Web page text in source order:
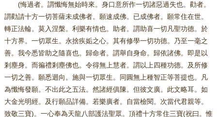
(悔過者。謂懺悔無始時來。身口意所作一切諸惡過失也。勸者。
謂勸請十方一切菩薩未成佛者。願速成佛。已成佛者。願常住在世。
轉正法輪。莫入涅槃。利樂有情也。助者。謂助喜一切凡聖功德。於
十方界。一切眾生。永捨疾姤之心。其有修學一切功德。乃至一毫之
善。我今悉皆助之隨喜也。歸命者。謂舉自身命。歸依諸佛。即是以
剎塵身。而徧禮剎塵佛也。令得無上慧者。謂以上四種功德。及所修
一切之善。願悉迴向。施與一切眾生。同圓無上種智正等菩提也。凡
為懺悔發願。不出此之五法。然諸經俱陳。但彼文廣。此文略耳。如
大金光明經。及行願品詳備。若樂廣者。自當檢閱。次當代君親等。
致敬三寶)。一心奉為天龍八部護法聖眾。頂禮十方常住三寶(祝曰。惟